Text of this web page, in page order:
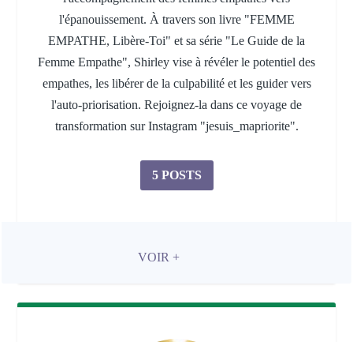
l'épanouissement. À travers son livre "FEMME
EMPATHE, Libère-Toi" et sa série "Le Guide de la
Femme Empathe", Shirley vise à révéler le potentiel des
empathes, les libérer de la culpabilité et les guider vers
l'auto-priorisation. Rejoignez-la dans ce voyage de
transformation sur Instagram "jesuis_mapriorite".
5 POSTS
VOIR +